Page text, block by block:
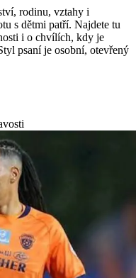
rodinu, vztahy i
s dětmi patří. Najdete tu
i o chvílích, kdy je
psaní je osobní, otevřený